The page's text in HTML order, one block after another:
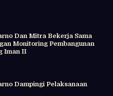
Dan Mitra Bekerja Sama
Monitoring Pembangunan
Iman II
Dampingi Pelaksanaan